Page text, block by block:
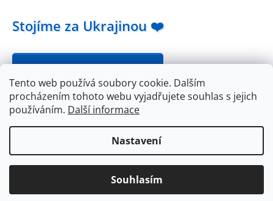
Tento web používá soubory cookie. Dalším
procházením tohoto webu vyjadřujete souhlas s jejich
používáním. Další informace
Nastavení
Souhlasím
Dárek k objednávce nad 2000Kč. Doprava ZDARMA při nákupu
Stojíme za Ukrajinou ❤️